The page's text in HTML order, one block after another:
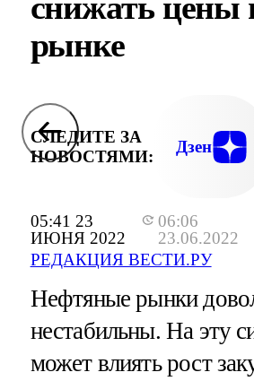
05:41 23
ИЮНЯ 2022
06:06
23.06.2022
РЕДАКЦИЯ ВЕСТИ.РУ
рынке
СЛЕДИТЕ ЗА
НОВОСТЯМИ:
Дзен
Нефтяные рынки
нестабильны. На эту
может влиять рост